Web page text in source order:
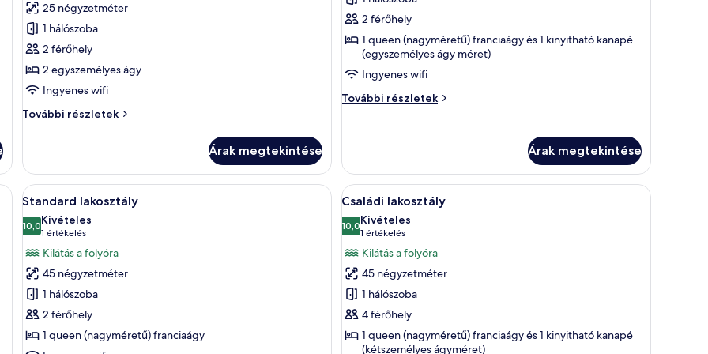
megtekintése:
Standard
szoba
két
külön
ággyal
25 négyzetméter
1 hálószoba
2 férőhely
2 egyszemélyes ágy
Ingyenes wifi
További részletek
Standard
ággyal
további
részletei
Árak megtekintése
megtekintése:
Deluxe
szoba
kétszemélyes
ággyal
(With
2 férőhely
1 queen (nagyméretű) franciaágy és 1 kinyitható kanapé
(egyszemélyes ágy méret)
Ingyenes wifi
További részletek
Deluxe
Sofa)
további
részletei
Árak megtekintése
és székekkel.
A
következő
szoba
összes
képének
megtekintése:
Standard
lakosztály
Egy szállodai szoba, amelyben egy nagy ágy, egy íróasztal, egy szék és egy lámpa található.
5
Standard lakosztály
10,010-ből 10,0
Kivételes
1 értékelés
(1
értékelés)
Kilátás a folyóra
45 négyzetméter
1 hálószoba
2 férőhely
1 queen (nagyméretű) franciaágy
A
következő
szoba
összes
képének
megtekintése:
Családi
lakosztály
Egy szállodai szoba, amelyben található egy
6
Családi lakosztály
10,010-ből 10,0
Kivételes
1 értékelés
(1
értékelés)
Kilátás a folyóra
45 négyzetméter
1 hálószoba
4 férőhely
1 queen (nagyméretű) franciaágy és 1 kinyitható kanapé
(kétszemélyes ágyméret)